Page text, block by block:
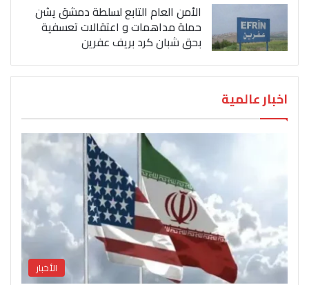
الأمن العام التابع لسلطة دمشق يشن
حملة مداهمات و اعتقالات تعسفية
بحق شبان كرد بريف عفرين
اخبار عالمية
الأخبار